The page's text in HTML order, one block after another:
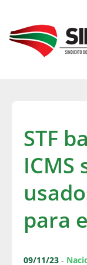
STF
ICMS
para
09/11/23 -